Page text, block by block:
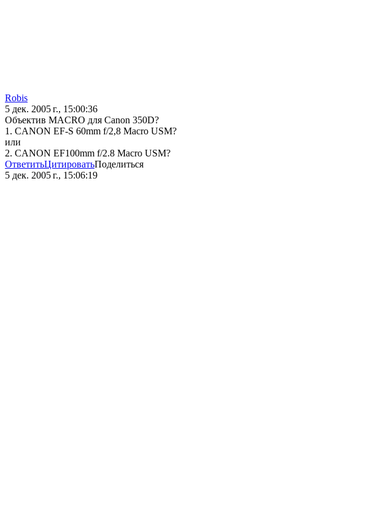
Robis
5 дек. 2005 г., 15:00:36
Объектив MACRO для Canon 350D?
1. CANON EF-S 60mm f/2,8 Macro USM?
или
2. CANON EF100mm f/2.8 Macro USM?
ОтветитьЦитироватьПоделиться
5 дек. 2005 г., 15:06:19